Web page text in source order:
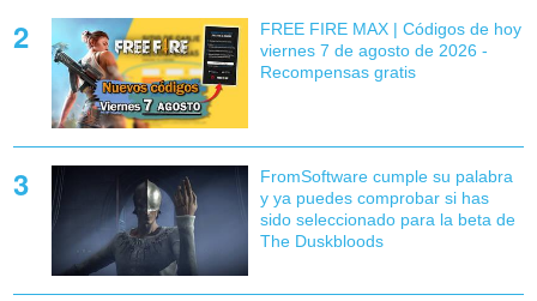
FREE FIRE MAX | Códigos de hoy
viernes 7 de agosto de 2026 -
Recompensas gratis
FromSoftware cumple su palabra
y ya puedes comprobar si has
sido seleccionado para la beta de
The Duskbloods